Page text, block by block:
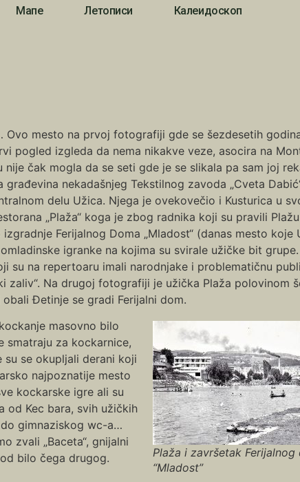
Мапе Летописи
Калеидоскоп
Ovo mesto na prvoj fotografiji gde se šezdesetih
pogled izgleda da nema nikakve veze, asocira na
čak mogla da se seti gde je se slikala pa sam joj
nekadašnjeg Tekstilnog zavoda „Cveta
delu Užica. Njega je ovekovečio i Kusturica u
„Plaža“ koga je zbog radnika koji su pravili
Ferijalnog Doma „Mladost“ (danas mesto koje
igranke na kojima su svirale užičke bit grupe.
su na repertoaru imali narodnjake i problematičnu
zaliv“. Na drugoj fotografiji je užička Plaža polovinom
Đetinje se gradi Ferijalni dom.
Plaža i završetak Ferijalnog
“Mladost”
masovno bilo
smatraju za kockarnice,
se okupljali derani koji
najpoznatije mesto
kockarske igre ali su
od Kec bara, svih užičkih
gimnaziskog wc-a…
zvali „Baceta“, gnijalni
bilo čega drugog.